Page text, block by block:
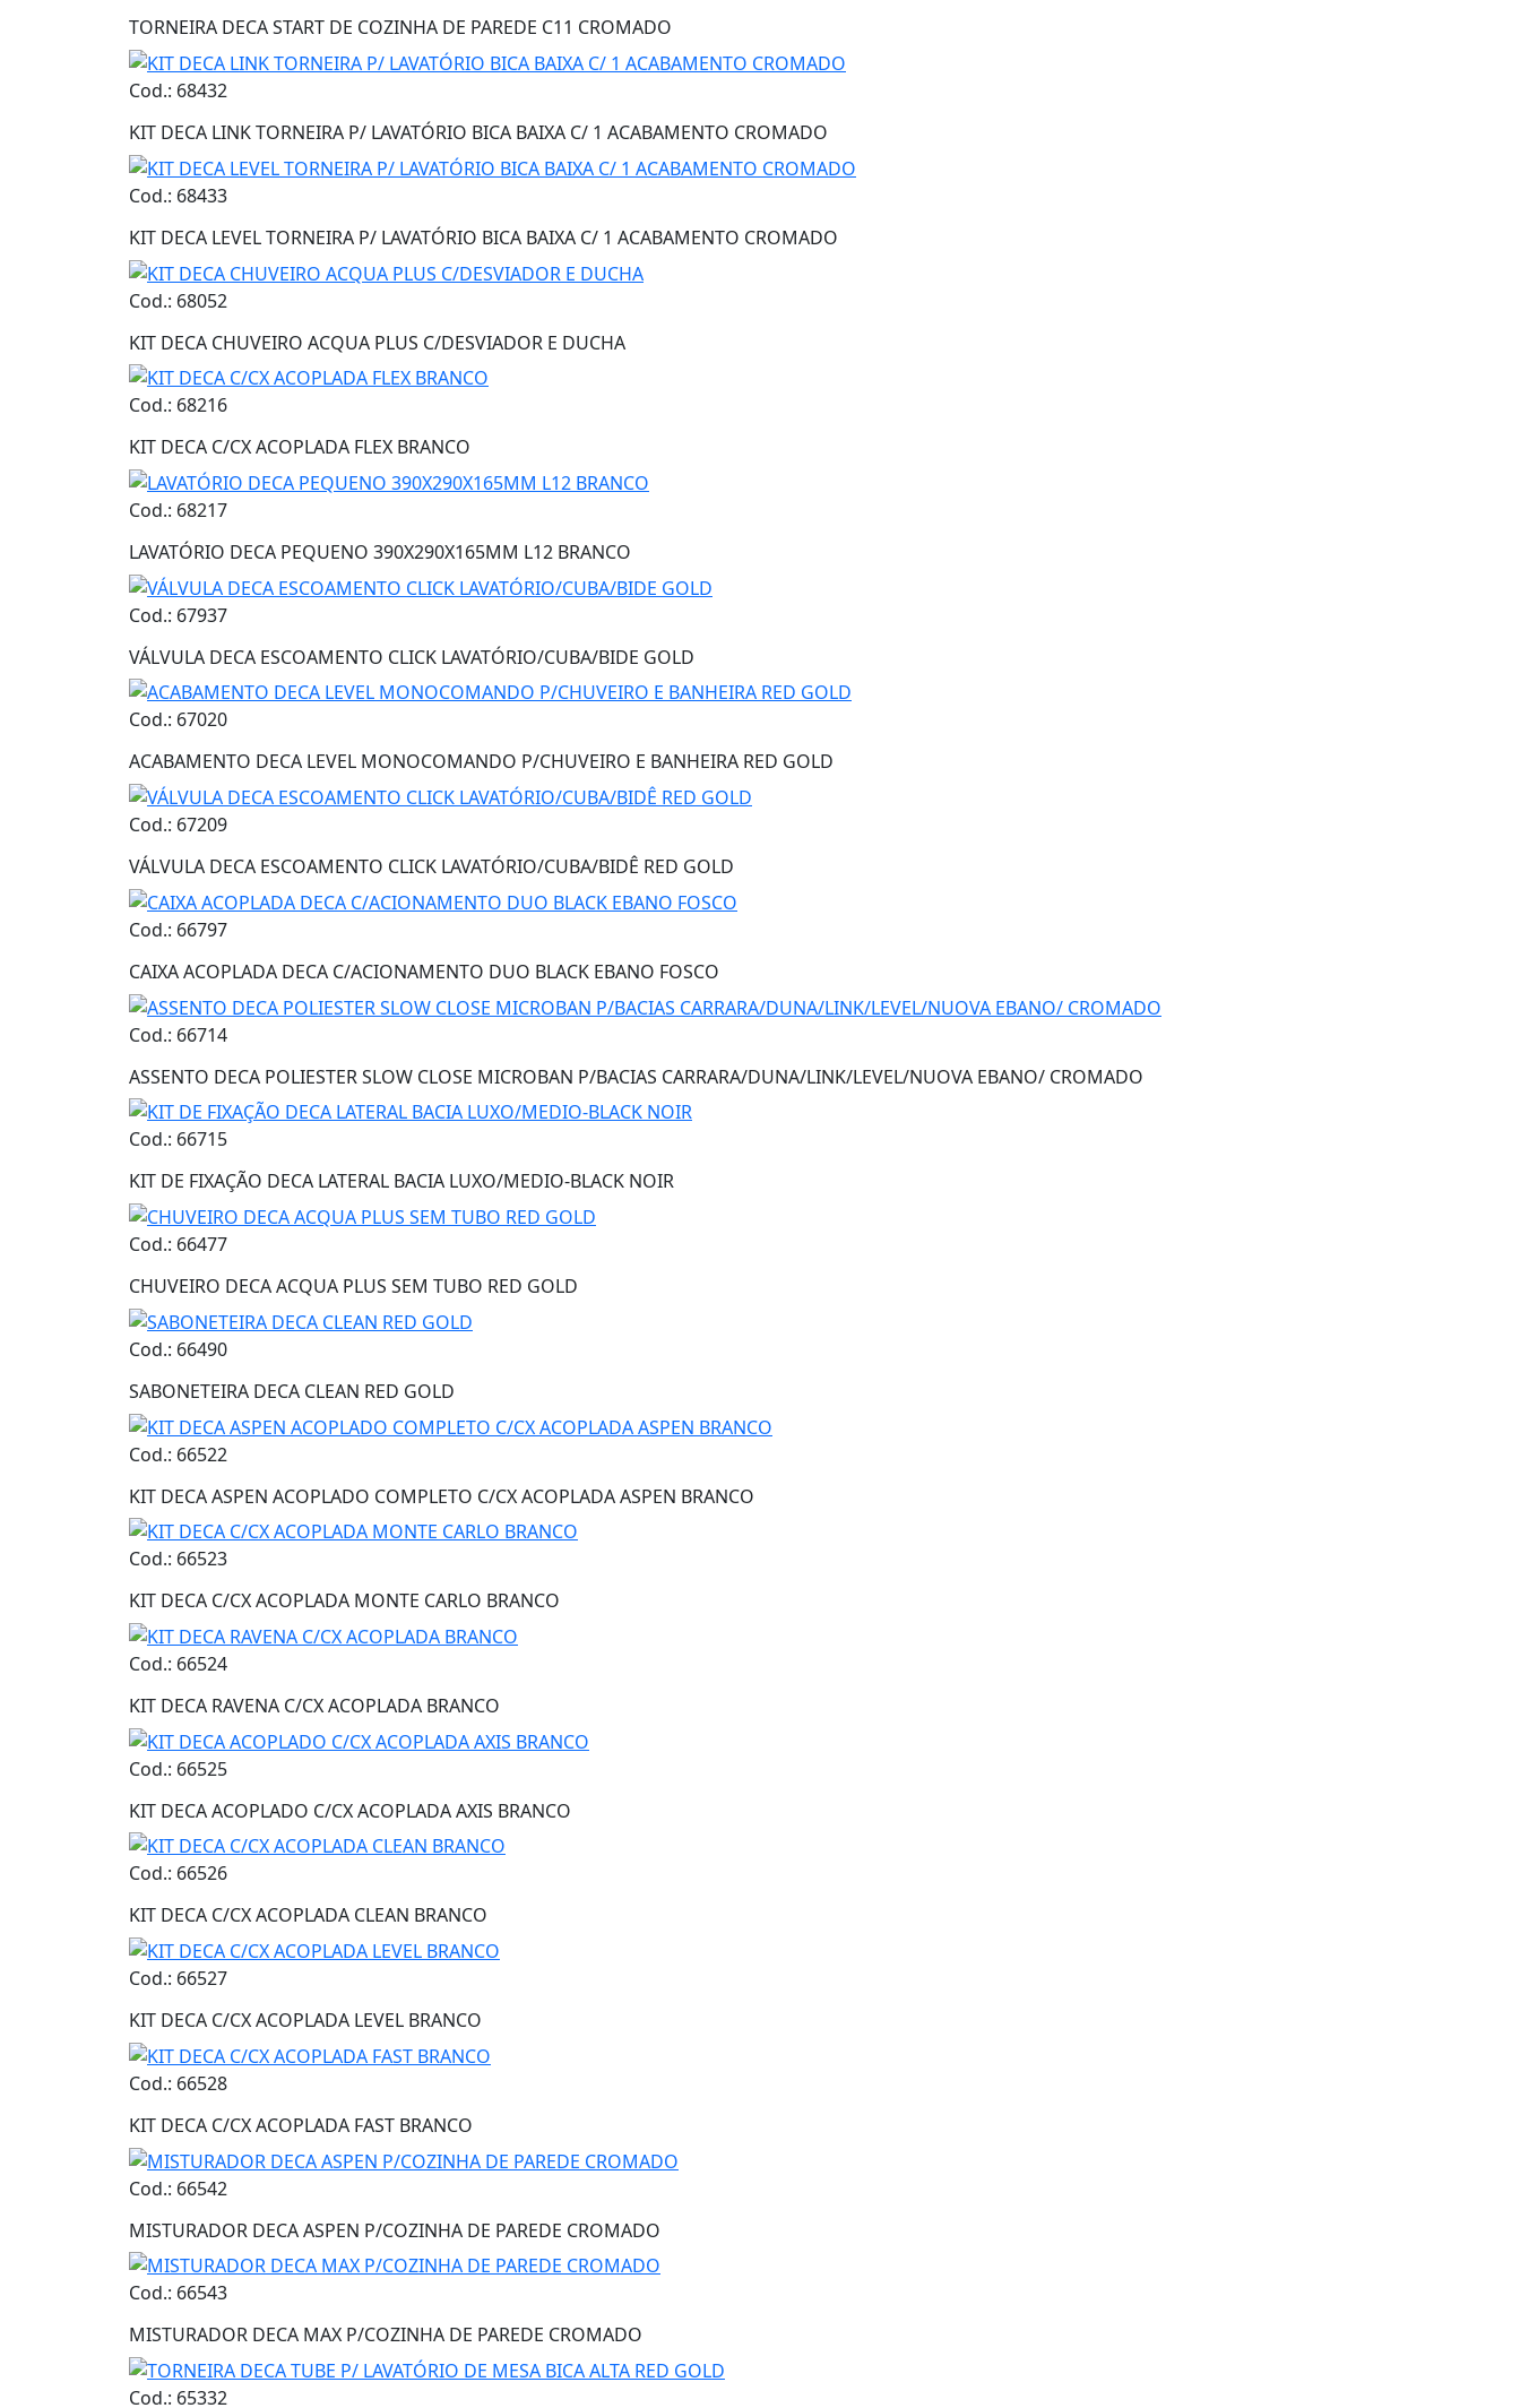
TORNEIRA DECA START DE COZINHA DE PAREDE C11 CROMADO
Cod.: 68432
KIT DECA LINK TORNEIRA P/ LAVATÓRIO BICA BAIXA C/ 1 ACABAMENTO CROMADO
Cod.: 68433
KIT DECA LEVEL TORNEIRA P/ LAVATÓRIO BICA BAIXA C/ 1 ACABAMENTO CROMADO
Cod.: 68052
KIT DECA CHUVEIRO ACQUA PLUS C/DESVIADOR E DUCHA
Cod.: 68216
KIT DECA C/CX ACOPLADA FLEX BRANCO
Cod.: 68217
LAVATÓRIO DECA PEQUENO 390X290X165MM L12 BRANCO
Cod.: 67937
VÁLVULA DECA ESCOAMENTO CLICK LAVATÓRIO/CUBA/BIDE GOLD
Cod.: 67020
ACABAMENTO DECA LEVEL MONOCOMANDO P/CHUVEIRO E BANHEIRA RED GOLD
Cod.: 67209
VÁLVULA DECA ESCOAMENTO CLICK LAVATÓRIO/CUBA/BIDÊ RED GOLD
Cod.: 66797
CAIXA ACOPLADA DECA C/ACIONAMENTO DUO BLACK EBANO FOSCO
Cod.: 66714
ASSENTO DECA POLIESTER SLOW CLOSE MICROBAN P/BACIAS CARRARA/DUNA/LINK/LEVEL/NUOVA EBANO/ CROMADO
Cod.: 66715
KIT DE FIXAÇÃO DECA LATERAL BACIA LUXO/MEDIO-BLACK NOIR
Cod.: 66477
CHUVEIRO DECA ACQUA PLUS SEM TUBO RED GOLD
Cod.: 66490
SABONETEIRA DECA CLEAN RED GOLD
Cod.: 66522
KIT DECA ASPEN ACOPLADO COMPLETO C/CX ACOPLADA ASPEN BRANCO
Cod.: 66523
KIT DECA C/CX ACOPLADA MONTE CARLO BRANCO
Cod.: 66524
KIT DECA RAVENA C/CX ACOPLADA BRANCO
Cod.: 66525
KIT DECA ACOPLADO C/CX ACOPLADA AXIS BRANCO
Cod.: 66526
KIT DECA C/CX ACOPLADA CLEAN BRANCO
Cod.: 66527
KIT DECA C/CX ACOPLADA LEVEL BRANCO
Cod.: 66528
KIT DECA C/CX ACOPLADA FAST BRANCO
Cod.: 66542
MISTURADOR DECA ASPEN P/COZINHA DE PAREDE CROMADO
Cod.: 66543
MISTURADOR DECA MAX P/COZINHA DE PAREDE CROMADO
Cod.: 65332